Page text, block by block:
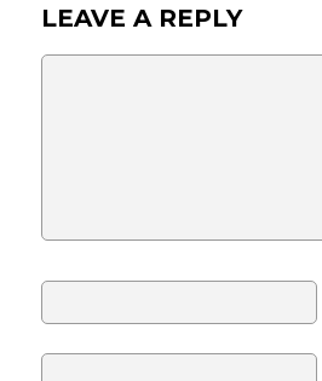
LEAVE A REPLY